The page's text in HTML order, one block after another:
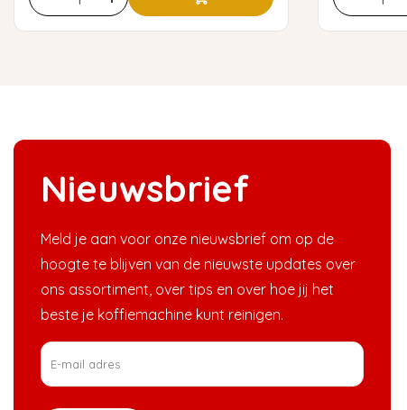
Nieuwsbrief
Meld je aan voor onze nieuwsbrief om op de
hoogte te blijven van de nieuwste updates over
ons assortiment, over tips en over hoe jij het
beste je koffiemachine kunt reinigen.